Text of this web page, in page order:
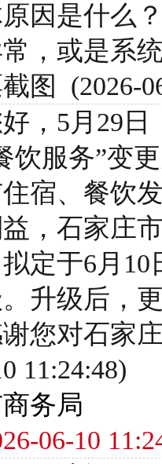
因是什么
，或是系
图 (2026-
，5月29
饮服务”变
宿、餐饮
，石家庄
定于6月
升级后，
您对石家
11:24:48)
务局
06-10